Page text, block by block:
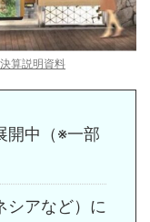
算説明資料
開中（※一部
シアなど）に